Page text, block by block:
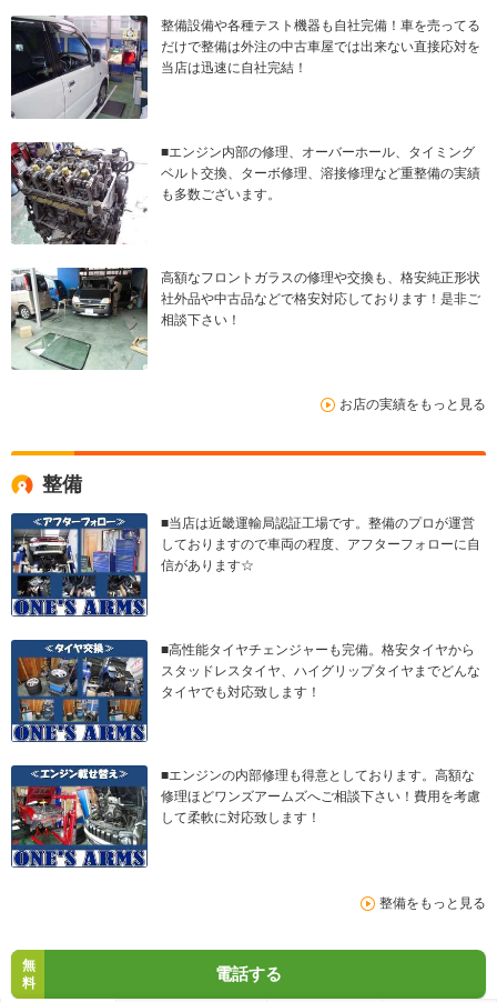
整備設備や各種テスト機器も自社完備！車を売ってる
だけで整備は外注の中古車屋では出来ない直接応対を
当店は迅速に自社完結！
■エンジン内部の修理、オーバーホール、タイミング
ベルト交換、ターボ修理、溶接修理など重整備の実績
も多数ございます。
高額なフロントガラスの修理や交換も、格安純正形状
社外品や中古品などで格安対応しております！是非ご
相談下さい！
お店の実績をもっと見る
整備
■当店は近畿運輸局認証工場です。整備のプロが運営
しておりますので車両の程度、アフターフォローに自
信があります☆
■高性能タイヤチェンジャーも完備。格安タイヤから
スタッドレスタイヤ、ハイグリップタイヤまでどんな
タイヤでも対応致します！
■エンジンの内部修理も得意としております。高額な
修理ほどワンズアームズへご相談下さい！費用を考慮
して柔軟に対応致します！
整備をもっと見る
無
料
電話する